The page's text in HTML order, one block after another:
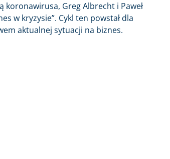
Greg Albrecht i Paweł
w kryzysie”. Cykl ten powstał dla
aktualnej sytuacji na biznes.